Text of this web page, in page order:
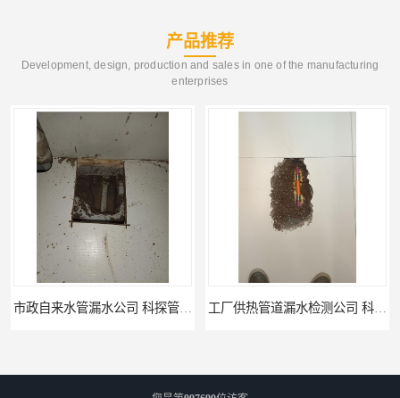
产品推荐
Development, design, production and sales in one of the manufacturing
enterprises
公司仪器测漏电话 科探管道工程